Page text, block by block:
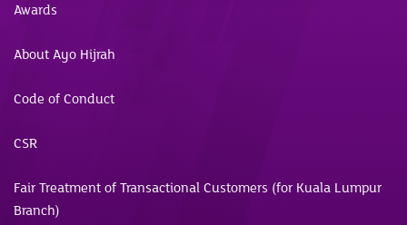
Awards
About Ayo Hijrah
Code of Conduct
CSR
Fair Treatment of Transactional Customers (for Kuala Lumpur
Branch)